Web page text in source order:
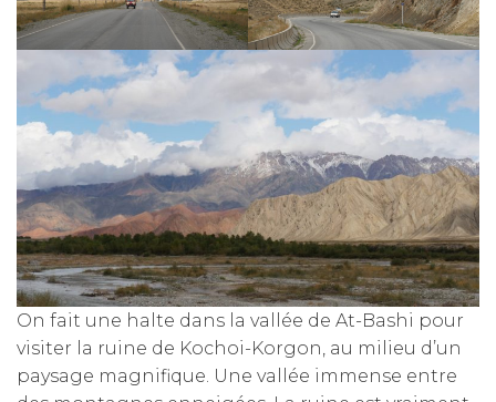
On fait une halte dans la vallée de At-Bashi pour
visiter la ruine de Kochoi-Korgon, au milieu d’un
paysage magnifique. Une vallée immense entre